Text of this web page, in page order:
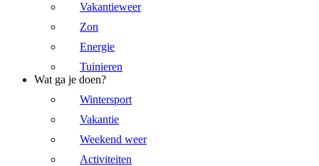
Vakantieweer
Zon
Energie
Tuinieren
Wat ga je doen?
Wintersport
Vakantie
Weekend weer
Activiteiten